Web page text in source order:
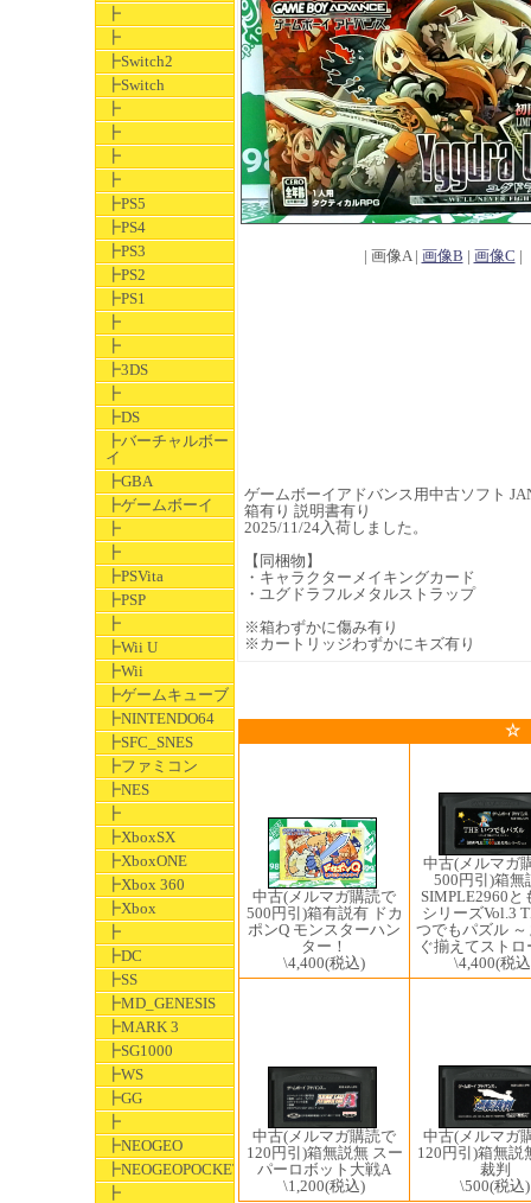
┣
┣
┣Switch2
┣Switch
┣
┣
┣
┣
┣PS5
┣PS4
┣PS3
┣PS2
┣PS1
┣
┣
┣3DS
┣
┣DS
┣バーチャルボー
イ
┣GBA
┣ゲームボーイ
┣
┣
┣PSVita
┣PSP
┣
┣Wii U
┣Wii
┣ゲームキューブ
┣NINTENDO64
┣SFC_SNES
┣ファミコン
┣NES
┣
┣XboxSX
┣XboxONE
┣Xbox 360
┣Xbox
┣
┣DC
┣SS
┣MD_GENESIS
┣MARK 3
┣SG1000
┣WS
┣GG
┣
┣NEOGEO
┣NEOGEOPOCKET
┣
| 画像A | 画像B | 画像C |
ゲームボーイアドバンス用中古ソフト
箱有り 説明書有り
2025/11/24入荷しました。
【同梱物】
・キャラクターメイキングカード
・ユグドラフルメタルストラップ
※箱わずかに傷み有り
※カートリッジわずかにキズ有り
☆
中古(メルマガ購読で
500円引)箱有説有 ドカ
ポンQ モンスターハン
ター！
\4,400(税込)
中古(メルマガ
500円引)箱無
SIMPLE2960と
シリーズVol.3
つでもパズル
ぐ揃えてストロ
\4,400(税
中古(メルマガ購読で
120円引)箱無説無 スー
パーロボット大戦A
\1,200(税込)
中古(メルマガ
120円引)箱無説
裁判
\500(税込)